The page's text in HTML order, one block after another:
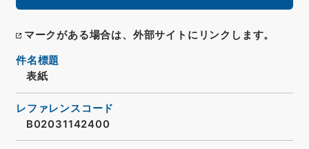
マークがある場合は、外部サイトにリンクします。
件名標題
表紙
レファレンスコード
B02031142400